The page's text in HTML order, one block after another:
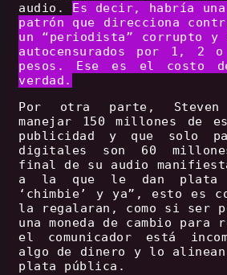
audio.
Es decir, habría una
patrón que direcciona
un “periodista” corrupto y
autocensurados por 1, 2
pesos. Ese es el costo
verdad.
Por otra parte, Steven
manejar 150 millones de
publicidad y que solo
digitales son 60
final de su audio
a la que le dan plata
‘chimbie’ y ya”, esto es
la regalaran, como si ser
una moneda de cambio
el comunicador está
algo de dinero y lo
plata pública.